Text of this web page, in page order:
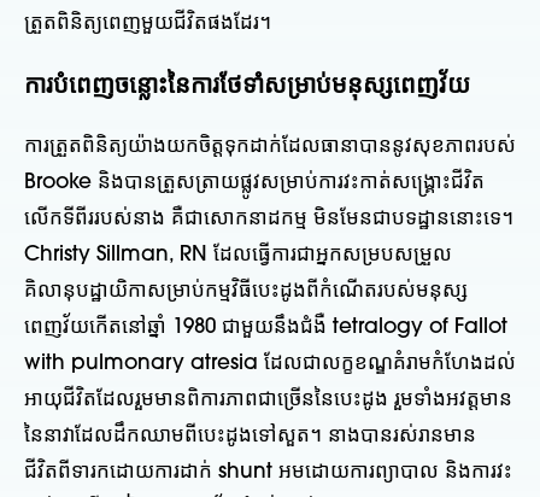
ត្រួតពិនិត្យពេញមួយជីវិតផងដែរ។
ការបំពេញចន្លោះនៃការថែទាំសម្រាប់មនុស្សពេញវ័យ
ការត្រួតពិនិត្យយ៉ាងយកចិត្តទុកដាក់ដែលធានាបាននូវសុខភាពរបស់
Brooke និងបានត្រួសត្រាយផ្លូវសម្រាប់ការវះកាត់សង្គ្រោះជីវិត
លើកទីពីររបស់នាង គឺជាសោកនាដកម្ម មិនមែនជាបទដ្ឋាននោះទេ។
Christy Sillman, RN ដែលធ្វើការជាអ្នកសម្របសម្រួល
គិលានុបដ្ឋាយិកាសម្រាប់កម្មវិធីបេះដូងពីកំណើតរបស់មនុស្ស
ពេញវ័យកើតនៅឆ្នាំ 1980 ជាមួយនឹងជំងឺ tetralogy of Fallot
with pulmonary atresia ដែលជាលក្ខខណ្ឌគំរាមកំហែងដល់
អាយុជីវិតដែលរួមមានពិការភាពជាច្រើននៃបេះដូង រួមទាំងអវត្តមាន
នៃនាវាដែលដឹកឈាមពីបេះដូងទៅសួត។ នាងបានរស់រានមាន
ជីវិតពីទារកដោយការដាក់ shunt អមដោយការព្យាបាល និងការវះ